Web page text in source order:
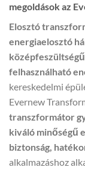
megoldások az
Elosztó
energiaelosztó
felhasználható
kereskedelmi
Evernew
transzformátor
kiváló minőségű
biztonság,
alkalmazáshoz